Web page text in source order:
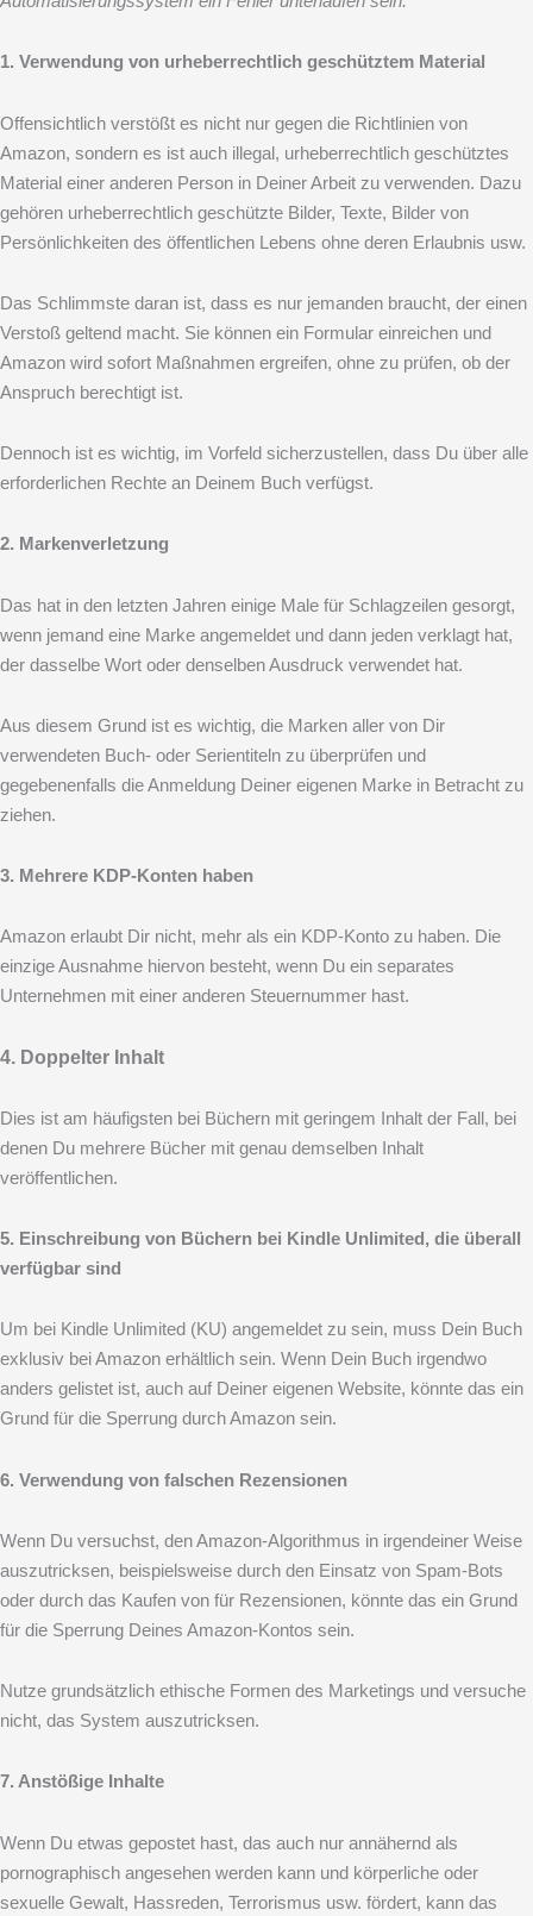
1. Verwendung von urheberrechtlich geschütztem Material
Offensichtlich verstößt es nicht nur gegen die Richtlinien von
Amazon, sondern es ist auch illegal, urheberrechtlich geschütztes
Material einer anderen Person in Deiner Arbeit zu verwenden. Dazu
gehören urheberrechtlich geschützte Bilder, Texte, Bilder von
Persönlichkeiten des öffentlichen Lebens ohne deren Erlaubnis usw.
Das Schlimmste daran ist, dass es nur jemanden braucht, der einen
Verstoß geltend macht. Sie können ein Formular einreichen und
Amazon wird sofort Maßnahmen ergreifen, ohne zu prüfen, ob der
Anspruch berechtigt ist.
Dennoch ist es wichtig, im Vorfeld sicherzustellen, dass Du über alle
erforderlichen Rechte an Deinem Buch verfügst.
2. Markenverletzung
Das hat in den letzten Jahren einige Male für Schlagzeilen gesorgt,
wenn jemand eine Marke angemeldet und dann jeden verklagt hat,
der dasselbe Wort oder denselben Ausdruck verwendet hat.
Aus diesem Grund ist es wichtig, die Marken aller von Dir
verwendeten Buch- oder Serientiteln zu überprüfen und
gegebenenfalls die Anmeldung Deiner eigenen Marke in Betracht zu
ziehen.
3. Mehrere KDP-Konten haben
Amazon erlaubt Dir nicht, mehr als ein KDP-Konto zu haben. Die
einzige Ausnahme hiervon besteht, wenn Du ein separates
Unternehmen mit einer anderen Steuernummer hast.
4. Doppelter Inhalt
Dies ist am häufigsten bei Büchern mit geringem Inhalt der Fall, bei
denen Du mehrere Bücher mit genau demselben Inhalt
veröffentlichen.
5. Einschreibung von Büchern bei Kindle Unlimited, die überall
verfügbar sind
Um bei Kindle Unlimited (KU) angemeldet zu sein, muss Dein Buch
exklusiv bei Amazon erhältlich sein. Wenn Dein Buch irgendwo
anders gelistet ist, auch auf Deiner eigenen Website, könnte das ein
Grund für die Sperrung durch Amazon sein.
6. Verwendung von falschen Rezensionen
Wenn Du versuchst, den Amazon-Algorithmus in irgendeiner Weise
auszutricksen, beispielsweise durch den Einsatz von Spam-Bots
oder durch das Kaufen von für Rezensionen, könnte das ein Grund
für die Sperrung Deines Amazon-Kontos sein.
Nutze grundsätzlich ethische Formen des Marketings und versuche
nicht, das System auszutricksen.
7. Anstößige Inhalte
Wenn Du etwas gepostet hast, das auch nur annähernd als
pornographisch angesehen werden kann und körperliche oder
sexuelle Gewalt, Hassreden, Terrorismus usw. fördert, kann das